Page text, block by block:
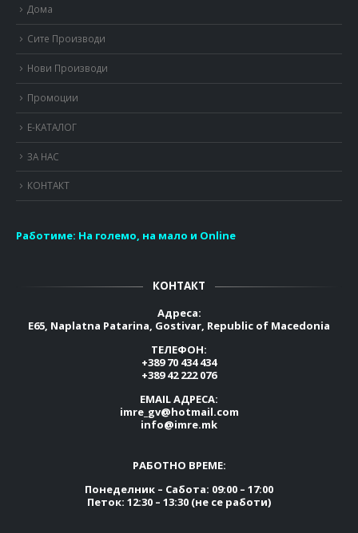
Дома
Сите Производи
Нови Производи
Промоции
Е-КАТАЛОГ
ЗА НАС
КОНТАКТ
Работиме: На големо, на мало и Online
КОНТАКТ
Адреса:
E65, Naplatna Patarina, Gostivar, Republic of Macedonia
ТЕЛЕФОН:
+389 70 434 434
+389 42 222 076
EMAIL АДРЕСА:
imre_gv@hotmail.com
info@imre.mk
РАБОТНО ВРЕМЕ:
Понеделник – Сабота: 09:00 – 17:00
Петок: 12:30 – 13:30 (не се работи)